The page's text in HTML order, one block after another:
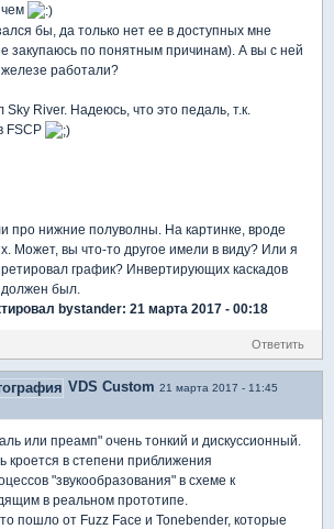
бы, да только нет ее в доступных мне
закупаюсь по понятным причинам). А вы с ней
работали?
River. Надеюсь, что это педаль, т.к.
FSCP
про нижние полуволны. На картинке, вроде
Может, вы что-то другое имели в виду? Или я
график? Инвертирующих каскадов
должен был.
bystander: 21 марта 2017 - 00:18
Ответить
VDS Custom 21 марта 2017 - 11:45
или преамп" очень тонкий и дискуссионный.
кроется в степени приближения
"звукообразования" в схеме к
в реальном прототипе.
пошло от Fuzz Face и Tonebender, которые